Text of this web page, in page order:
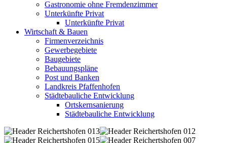
Gastronomie ohne Fremdenzimmer
Unterkünfte Privat
Unterkünfte Privat
Wirtschaft & Bauen
Firmenverzeichnis
Gewerbegebiete
Baugebiete
Bebauungspläne
Post und Banken
Landkreis Pfaffenhofen
Städtebauliche Entwicklung
Ortskernsanierung
Städtebauliche Entwicklung